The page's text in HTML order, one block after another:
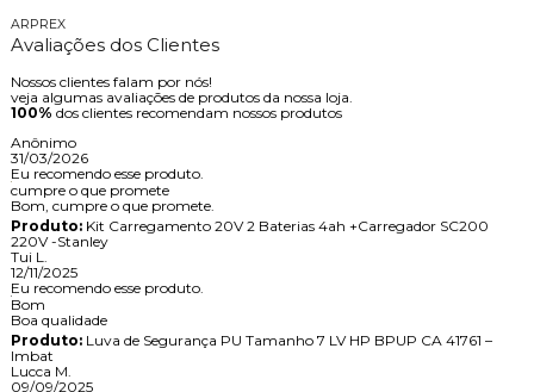
ARPREX
Avaliações dos Clientes
Nossos clientes falam por nós!
veja algumas avaliações de produtos da nossa loja.
100% dos clientes recomendam nossos produtos
Anônimo
31/03/2026
Eu recomendo esse produto.
cumpre o que promete
Bom, cumpre o que promete.
Produto:Kit Carregamento 20V 2 Baterias 4ah +Carregador SC200
220V -Stanley
Tui L.
12/11/2025
Eu recomendo esse produto.
Bom
Boa qualidade
Produto:Luva de Segurança PU Tamanho 7 LV HP BPUP CA 41761 –
Imbat
Lucca M.
09/09/2025